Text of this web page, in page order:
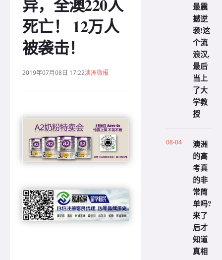
异，全澳220人
死亡！ 12万人
被袭击！
2019年07月08日 17:22澳洲微报
最震
撼逆
袭!这
个流
浪汉,
最后
当上
了大
学教
授
08-04
澳洲
的高
考真
的非
常简
单吗?
来了
后才
知道
真相